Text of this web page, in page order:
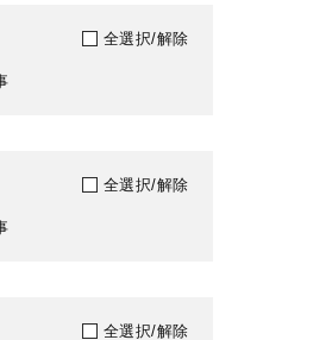
全選択/解除
全選択/解除
全選択/解除